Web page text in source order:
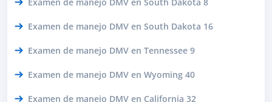
Examen de manejo DMV en South Dakota 8
Examen de manejo DMV en South Dakota 16
Examen de manejo DMV en Tennessee 9
Examen de manejo DMV en Wyoming 40
Examen de manejo DMV en California 32